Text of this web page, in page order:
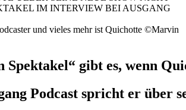
und vieles mehr ist Quichotte ©Marvin
Spektakel“ gibt es, wenn
Podcast spricht er über